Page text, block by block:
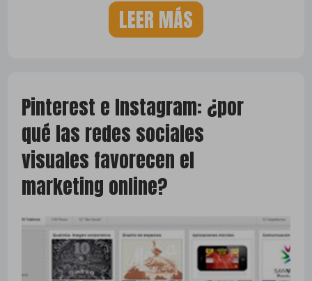
LEER MÁS
Pinterest e Instagram: ¿por
qué las redes sociales
visuales favorecen el
marketing online?